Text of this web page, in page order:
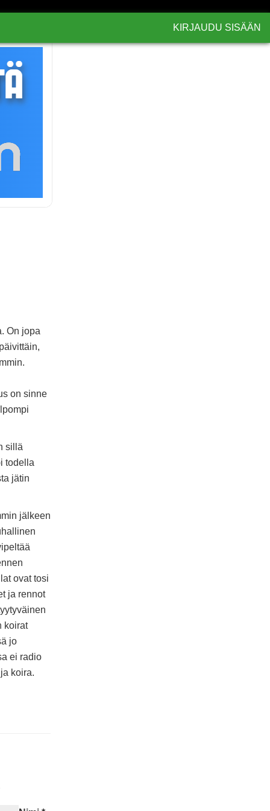
KIRJAUDU SISÄÄN
On jopa
on sinne
sillä
todella
jätin
jälkeen
ovat tosi
ja rennot
koirat
jo
ei radio
koira.